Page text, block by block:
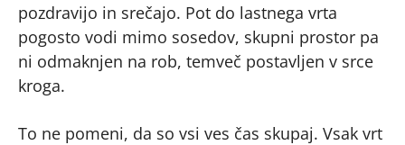
pozdravijo in srečajo. Pot do lastnega vrta
pogosto vodi mimo sosedov, skupni prostor pa
ni odmaknjen na rob, temveč postavljen v srce
kroga.
To ne pomeni, da so vsi ves čas skupaj. Vsak vrt